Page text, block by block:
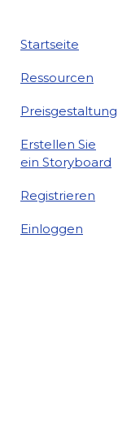
Startseite
Ressourcen
Preisgestaltung
Erstellen Sie
ein Storyboard
Registrieren
Einloggen